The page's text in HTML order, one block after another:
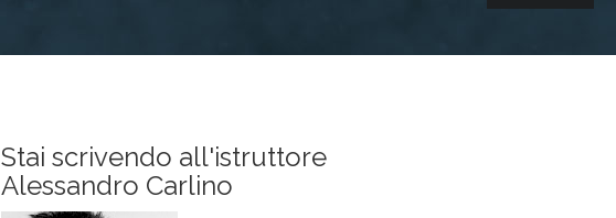
Stai scrivendo all'istruttore
Alessandro Carlino